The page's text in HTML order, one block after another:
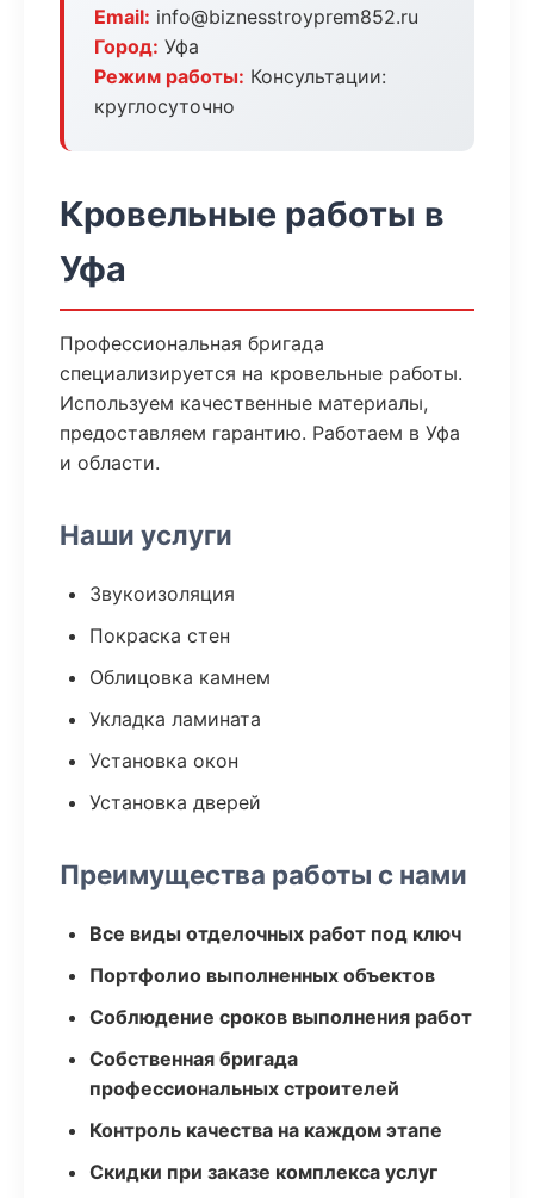
Email: info@biznesstroyprem852.ru
Город: Уфа
Режим работы: Консультации:
круглосуточно
Кровельные работы в
Уфа
Профессиональная бригада
специализируется на кровельные работы.
Используем качественные материалы,
предоставляем гарантию. Работаем в Уфа
и области.
Наши услуги
Звукоизоляция
Покраска стен
Облицовка камнем
Укладка ламината
Установка окон
Установка дверей
Преимущества работы с нами
Все виды отделочных работ под ключ
Портфолио выполненных объектов
Соблюдение сроков выполнения работ
Собственная бригада
профессиональных строителей
Контроль качества на каждом этапе
Скидки при заказе комплекса услуг